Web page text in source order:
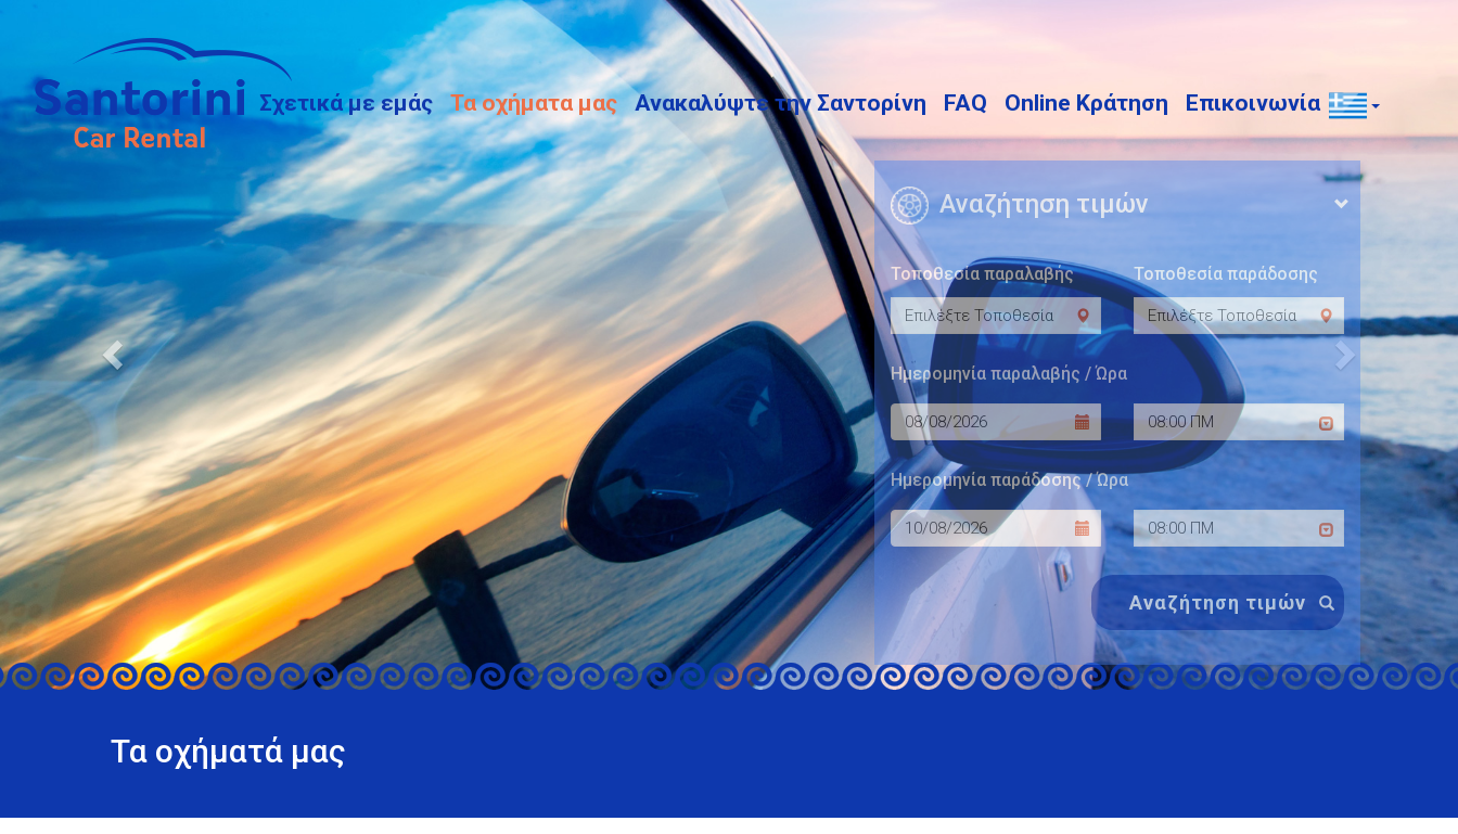
Σχετικά με εμάς Τα οχήματα μας Ανακαλύψτε την Σαντορίνη FAQ Online Κράτηση Επικοινωνία
Αναζήτηση τιμών
Τοποθεσία παραλαβής Τοποθεσία παράδοσης
Ημερομηνία παραλαβής / Ώρα
Ημερομηνία παράδοσης / Ώρα
Τα οχήματά μας